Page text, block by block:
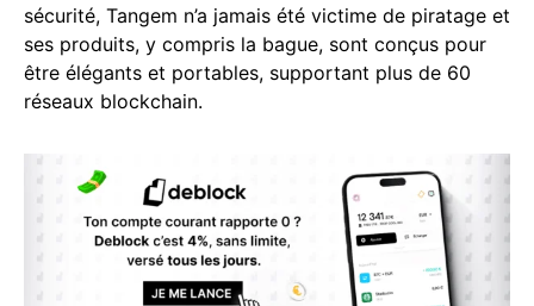
sécurité, Tangem n’a jamais été victime de piratage et
ses produits, y compris la bague, sont conçus pour
être élégants et portables, supportant plus de 60
réseaux blockchain.